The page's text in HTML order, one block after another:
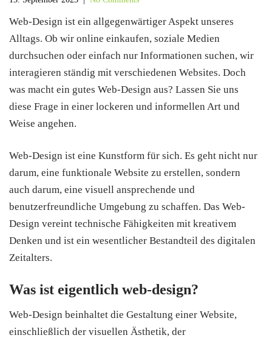
Web-Design ist ein allgegenwärtiger Aspekt unseres
Alltags. Ob wir online einkaufen, soziale Medien
durchsuchen oder einfach nur Informationen suchen, wir
interagieren ständig mit verschiedenen Websites. Doch
was macht ein gutes Web-Design aus? Lassen Sie uns
diese Frage in einer lockeren und informellen Art und
Weise angehen.
Web-Design ist eine Kunstform für sich. Es geht nicht nur
darum, eine funktionale Website zu erstellen, sondern
auch darum, eine visuell ansprechende und
benutzerfreundliche Umgebung zu schaffen. Das Web-
Design vereint technische Fähigkeiten mit kreativem
Denken und ist ein wesentlicher Bestandteil des digitalen
Zeitalters.
Was ist eigentlich web-design?
Web-Design beinhaltet die Gestaltung einer Website,
einschließlich der visuellen Ästhetik, der